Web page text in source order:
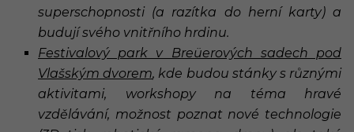
superschopnosti (a razítka do herní karty) a
budují svého vnitřního hrdinu.
Festivalový park v Breüerových sadech pod
Vlašským dvorem, kde budou stánky s různými
aktivitami, workshopy na téma hravé
vzdělávání, možnost poznat nové technologie